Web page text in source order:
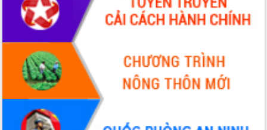
để phát triển du lịch Đắk Lắk
Khởi động Dự án Đầu tư xây dựng hạ
tầng kỹ thuật Cụm công nghiệp Tân
Gặp mặt các cơ quan báo chí nhân Kỷ
niệm 101 năm Ngày Báo chí Cách
mạng Việt Nam
Đắk Lắk sơ kết 4 năm triển khai thực
hiện Đề án 06 của Chính phủ